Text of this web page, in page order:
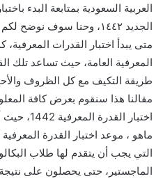
العربية السعودية بمتابعة البدء
متى يبدأ اختبار القدرات
المعرفية العامة، حيث تساعد تلك
طريقة التكيف مع كل الظروف
مقالنا هذا سنقوم بعرض كافة
اختبار
التي يجب أن يتقدم لها طلاب
الماجستير، حتى يحصلون على نتيجة